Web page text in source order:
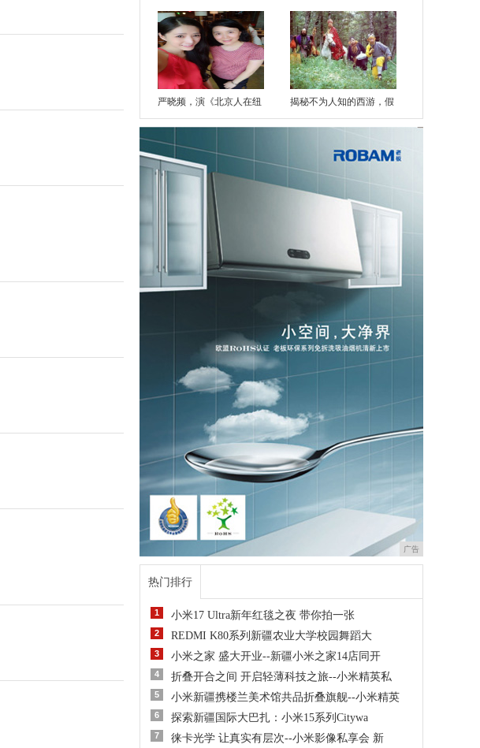
严晓频，演《北京人在纽 揭秘不为人知的西游，假
广告
热门排行
1 小米17 Ultra新年红毯之夜 带你拍一张
2 REDMI K80系列新疆农业大学校园舞蹈大
3 小米之家 盛大开业--新疆小米之家14店同开
4 折叠开合之间 开启轻薄科技之旅--小米精英私
5 小米新疆携楼兰美术馆共品折叠旗舰--小米精英
6 探索新疆国际大巴扎：小米15系列Citywa
7 徕卡光学 让真实有层次--小米影像私享会 新